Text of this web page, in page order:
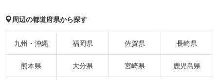
周辺の都道府県から探す
九州・沖縄 福岡県 佐賀県 長崎県
熊本県 大分県 宮崎県 鹿児島県